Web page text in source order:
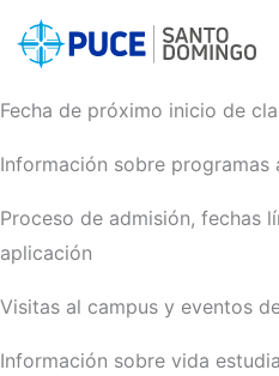
Fecha de próximo inicio de
Información sobre programas
Proceso de admisión, fechas
aplicación
Visitas al campus y eventos
Información sobre vida